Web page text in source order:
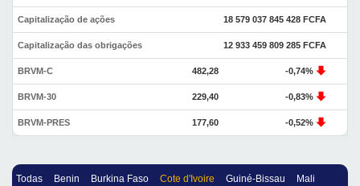
Capitalização de ações 18 579 037 845 428 FCFA
Capitalização das obrigações 12 933 459 809 285 FCFA
BRVM-C 482,28 -0,74%
BRVM-30 229,40 -0,83%
BRVM-PRES 177,60 -0,52%
Todas Benin Burkina Faso Cote d'Ivoire Guiné-Bissau Mali